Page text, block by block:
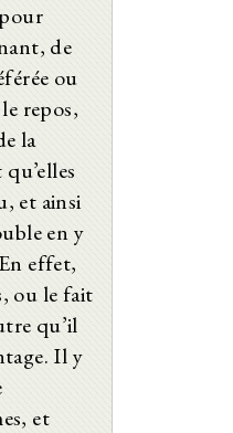
de
ou
repos,
la
et ainsi
en y
effet,
ou le fait
qu’il
Il y
et